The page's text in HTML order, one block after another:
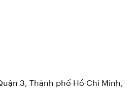
3, Thành phố Hồ Chí Minh,